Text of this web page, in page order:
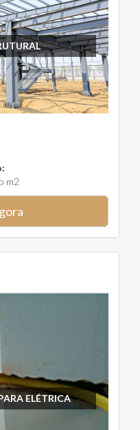
m2
ELÉTRICA